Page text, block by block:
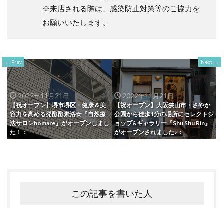
※来店される際は、感染防止対策等のご協力を
お願いいたします。
Prev
2022年11月21日
【祝オープン】堺市堺区・健康＆美
容力を高める発酵酵素浴☆『自然療
法サロンhomare』がオープンしまし
た！：
Next
2022年11月21日
【祝オープン】大阪狭山市・さやか
公園から徒歩1分の場所にセレクトシ
ョップ&ギャラリー『Shu Shu Rin』
がオープンされました♪：
この記事を書いた人